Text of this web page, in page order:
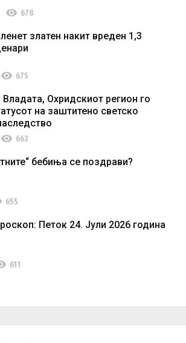
visibility 678
златен накит вреден 1,3
visibility 675
Охридскиот регион го
на заштитено светско
visibility 663
бебиња се поздрави?
655
Петок 24. Јули 2026 година
611